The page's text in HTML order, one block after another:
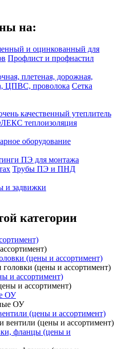
на:
и оцинкованный для
Профлист и профнастил
плетеная, дорожная,
ЦПВС, проволока Сетка
качественный утеплитель
теплоизоляция
оборудование
ПЭ для монтажа
Трубы ПЭ и ПНД
и задвижки
категории
(цены и ассортимент)
и ассортимент)
ОУ
(цены и ассортимент)
фланцы (цены и